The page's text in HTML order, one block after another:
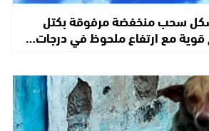
سحب منخفضة مرفوقة بكتل
قوية مع ارتفاع ملحوظ في درجات…